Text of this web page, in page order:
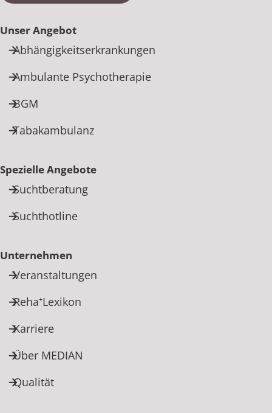
Unser Angebot
Abhängigkeitserkrankungen
Ambulante Psychotherapie
BGM
Tabakambulanz
Spezielle Angebote
Suchtberatung
Suchthotline
Unternehmen
Veranstaltungen
Reha⁺Lexikon
Karriere
Über MEDIAN
Qualität